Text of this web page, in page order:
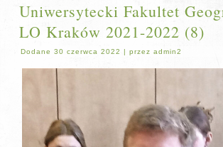
Uniwersytecki Fakultet
LO Kraków 2021-2022 (8)
Dodane 30 czerwca 2022 |przez admin2